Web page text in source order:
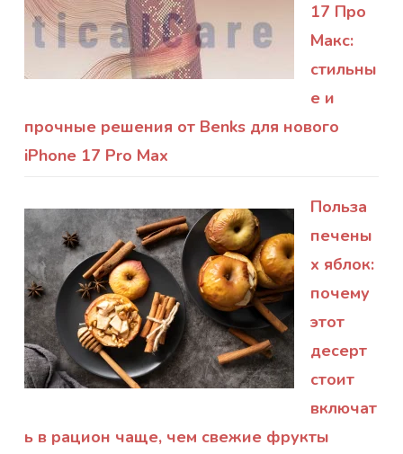
17 Про
Макс:
стильны
е и
прочные решения от Benks для нового
iPhone 17 Pro Max
Польза
печены
х яблок:
почему
этот
десерт
стоит
включат
ь в рацион чаще, чем свежие фрукты